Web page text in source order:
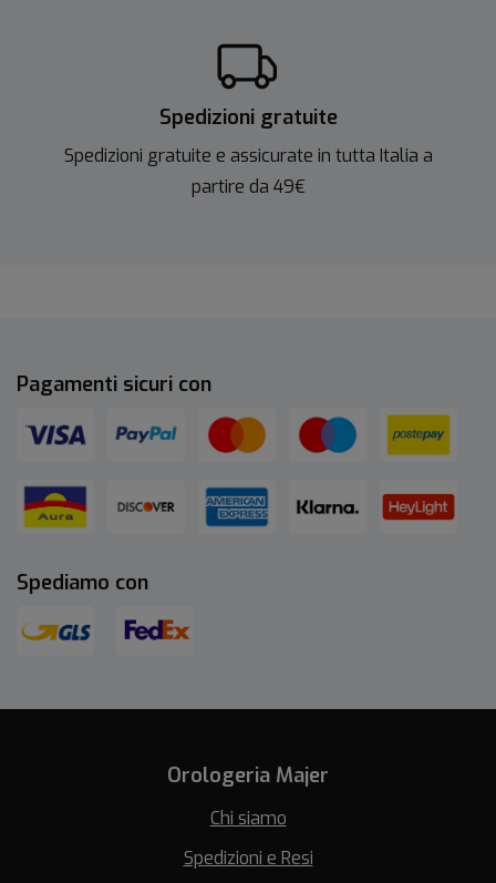
Spedizioni gratuite
Spedizioni gratuite e assicurate in tutta Italia a
partire da 49€
Pagamenti sicuri con
Spediamo con
Orologeria Majer
Chi siamo
Spedizioni e Resi